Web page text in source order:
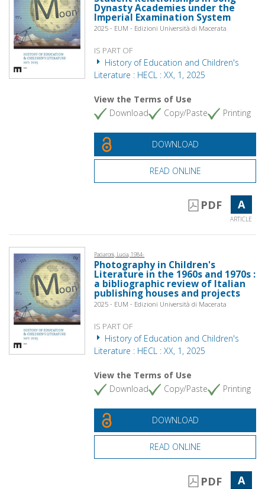
Dynasty Academies under the
Imperial Examination System
2025 - EUM - Edizioni Università di Macerata
IS PART OF
History of Education and Children's
Literature : HECL : XX, 1, 2025
View the Terms of Use
Download
Copy/Paste Printing
DOWNLOAD
READ ONLINE
PDF A
ARTICLE
Paciaroni, Lucia, 1984-
Photography in Children's
Literature in the 1960s and 1970s :
a bibliographic review of Italian
publishing houses and projects
2025 - EUM - Edizioni Università di Macerata
IS PART OF
History of Education and Children's
Literature : HECL : XX, 1, 2025
View the Terms of Use
Download
Copy/Paste Printing
DOWNLOAD
READ ONLINE
PDF A